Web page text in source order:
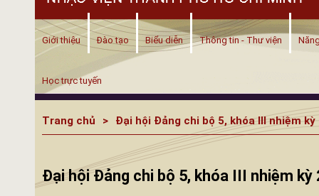
Giới thiệu Đào tạo Biểu diễn Thông tin - Thư viện
Học trực tuyến
Trang chủ Đại hội Đảng chi bộ 5, khóa III nhiệm kỳ
Đại hội Đảng chi bộ 5, khóa III nhiệm kỳ